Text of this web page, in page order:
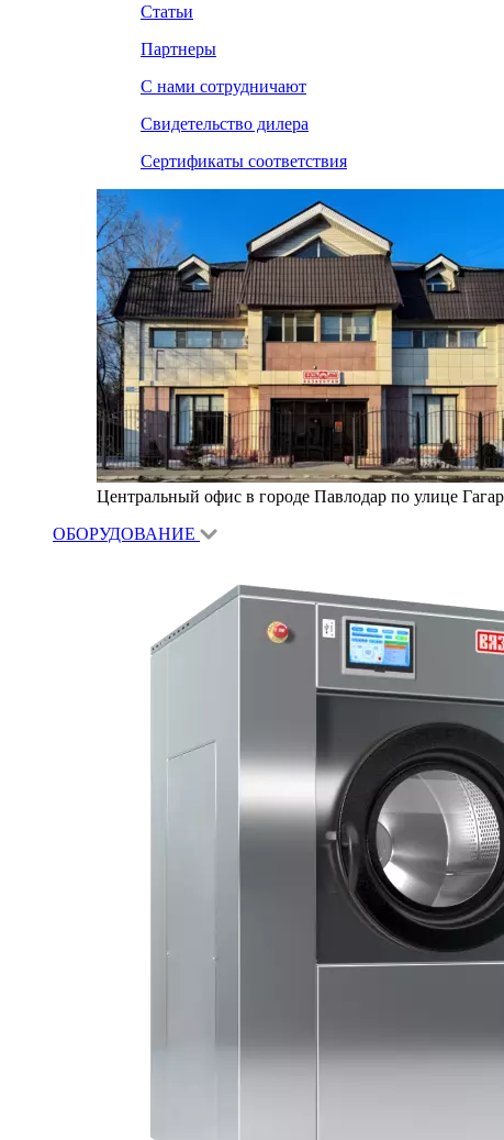
Статьи
Партнеры
С нами сотрудничают
Свидетельство дилера
Сертификаты соответствия
Центральный офис в городе Павлодар по улице
ОБОРУДОВАНИЕ